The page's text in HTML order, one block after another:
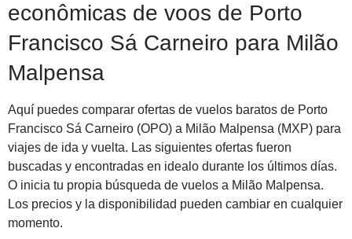
econômicas de voos de Porto
Francisco Sá Carneiro para Milão
Malpensa
Aquí puedes comparar ofertas de vuelos baratos de Porto
Francisco Sá Carneiro (OPO) a Milão Malpensa (MXP) para
viajes de ida y vuelta. Las siguientes ofertas fueron
buscadas y encontradas en idealo durante los últimos días.
O inicia tu propia búsqueda de vuelos a Milão Malpensa.
Los precios y la disponibilidad pueden cambiar en cualquier
momento.